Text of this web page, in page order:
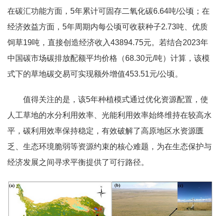
在碳汇功能方面，5年累计可固存二氧化碳6.64吨/公顷；在
经济效益方面，5年周期内每公顷可收获种子2.73吨、优质
饲草19吨，直接创造经济收入43894.75元。若结合2023年
中国碳市场碳排放配额平均价格（68.30元/吨）计算，该模
式下的草地碳交易可实现额外增值453.51元/公顷。
值得关注的是，该5年种植模式通过优化资源配置，使
人工草地的水分利用效率、光能利用效率始终维持在较高水
平，碳利用效率保持稳定，有效破解了高原地区水资源匮
乏、生态环境脆弱等资源约束的核心难题，为在生态保护与
经济发展之间寻求平衡提供了可行路径。